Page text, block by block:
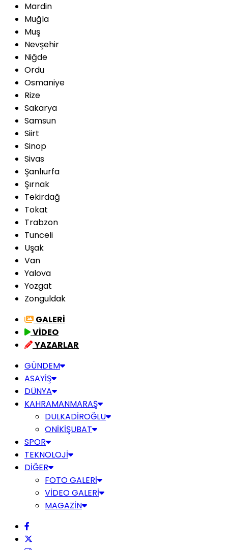
Mardin
Muğla
Muş
Nevşehir
Niğde
Ordu
Osmaniye
Rize
Sakarya
Samsun
Siirt
Sinop
Sivas
Şanlıurfa
Şırnak
Tekirdağ
Tokat
Trabzon
Tunceli
Uşak
Van
Yalova
Yozgat
Zonguldak
GALERİ
VİDEO
YAZARLAR
GÜNDEM
ASAYİŞ
DÜNYA
KAHRAMANMARAŞ
DULKADİROĞLU
ONİKİŞUBAT
SPOR
TEKNOLOJİ
DİĞER
FOTO GALERİ
VİDEO GALERİ
MAGAZİN